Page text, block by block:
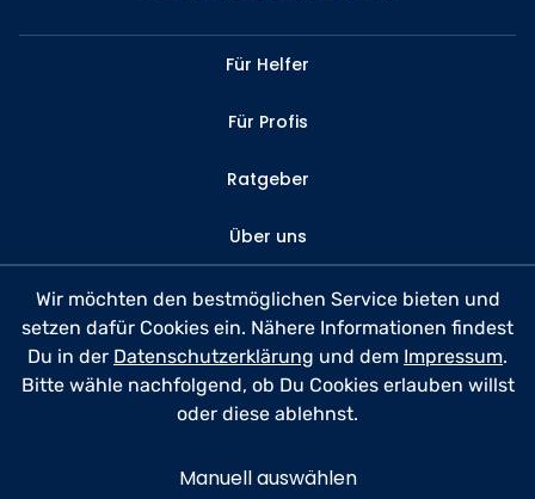
Für Helfer
Für Profis
Ratgeber
Über uns
Kontakt
FAQ
Datenschutz
Nutzungsbedingungen
Wir möchten den bestmöglichen Service bieten und
setzen dafür Cookies ein. Nähere Informationen findest
Du in der Datenschutzerklärung und dem Impressum.
Bitte wähle nachfolgend, ob Du Cookies erlauben willst
oder diese ablehnst.
Manuell auswählen